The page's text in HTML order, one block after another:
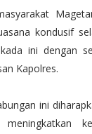
kondusif
ini dengan
Kapolres.
ini